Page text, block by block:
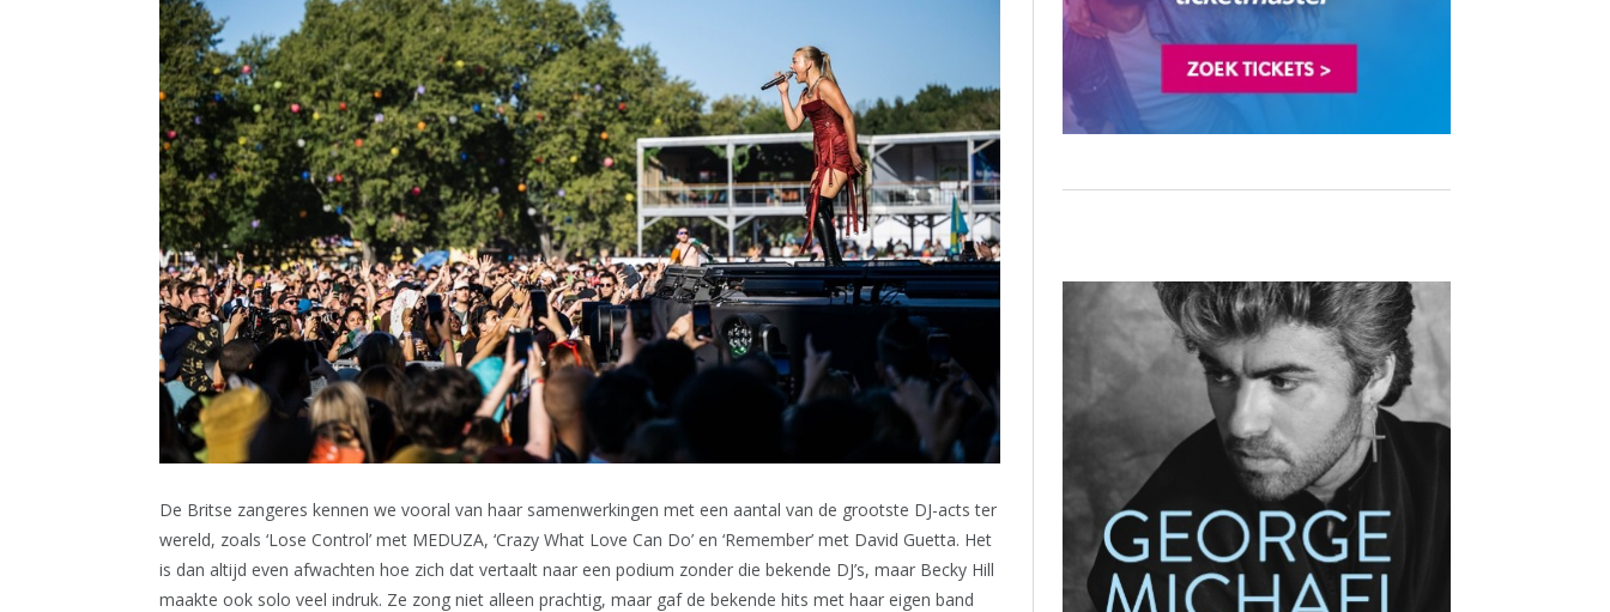
De Britse zangeres kennen we vooral van haar samenwerkingen met een aantal van de grootste DJ-acts ter
wereld, zoals ‘Lose Control’ met MEDUZA, ‘Crazy What Love Can Do’ en ‘Remember’ met David Guetta. Het
is dan altijd even afwachten hoe zich dat vertaalt naar een podium zonder die bekende DJ’s, maar Becky Hill
maakte ook solo veel indruk. Ze zong niet alleen prachtig, maar gaf de bekende hits met haar eigen band